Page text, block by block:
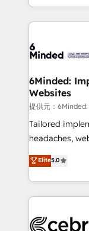
smarter with
solutions to
Our Expertise 🔹 Onboarding & Implementation:
tailored to your GTM
from other
downtime. 🔹 RevOps Strategy: Align teams,
processes,
Integrations:
for better adoption. 🔹 Custom
SOC 2 Type II
our
6Minded:
Websites
提供元：
Tailored
headaches, web
house team of
developers,
aspects of your HubSpot.
100+
Elite5.0